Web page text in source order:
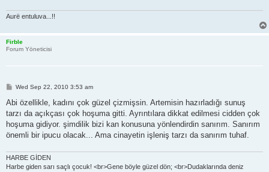
Aurë entuluva...!!
Firble
Forum Yöneticisi
P
s
Wed Sep 22, 2010 3:53 am
Abi özellikle, kadını çok güzel çizmişsin. Artemisin hazırladığı sunuş
tarzı da açıkçası çok hoşuma gitti. Ayrıntılara dikkat edilmesi cidden çok
hoşuma gidiyor. şimdilik bizi kan konusuna yönlendirdin sanırım. Sanırım
önemli bir ipucu olacak... Ama cinayetin işleniş tarzı da sanırım tuhaf.
HARBE GİDEN
Harbe giden sarı saçlı çocuk! <br>Gene böyle güzel dön; <br>Dudaklarında deniz